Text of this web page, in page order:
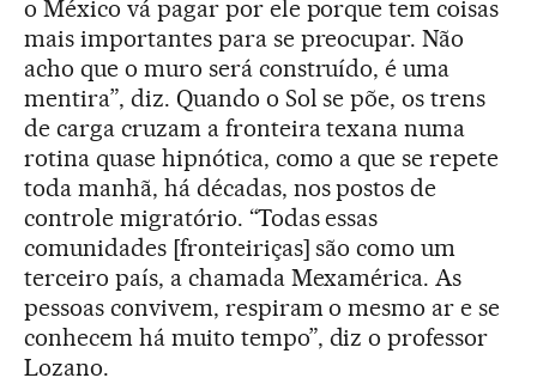
o México vá pagar por ele porque tem coisas
mais importantes para se preocupar. Não
acho que o muro será construído, é uma
mentira”, diz. Quando o Sol se põe, os trens
de carga cruzam a fronteira texana numa
rotina quase hipnótica, como a que se repete
toda manhã, há décadas, nos postos de
controle migratório. “Todas essas
comunidades [fronteiriças] são como um
terceiro país, a chamada Mexamérica. As
pessoas convivem, respiram o mesmo ar e se
conhecem há muito tempo”, diz o professor
Lozano.